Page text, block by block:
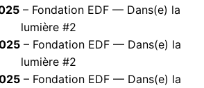
– Fondation EDF — Dans(e) la
lumière #2
– Fondation EDF — Dans(e) la
lumière #2
– Fondation EDF — Dans(e) la